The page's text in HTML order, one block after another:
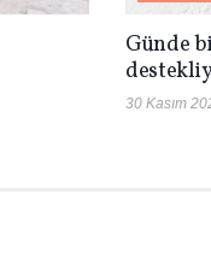
Günde
30 Kasım